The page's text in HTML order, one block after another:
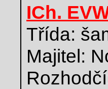
ICh.
Třída:
Majitel: